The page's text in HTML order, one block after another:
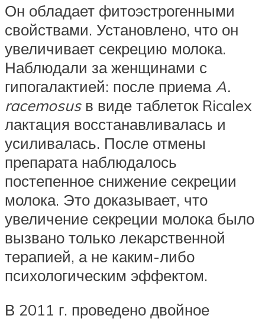
Он обладает фитоэстрогенными
свойствами. Установлено, что он
увеличивает секрецию молока.
Наблюдали за женщинами с
гипогалактией: после приема A.
racemosusв виде таблеток Ricalex
лактация восстанавливалась и
усиливалась. После отмены
препарата наблюдалось
постепенное снижение секреции
молока. Это доказывает, что
увеличение секреции молока было
вызвано только лекарственной
терапией, а не каким-либо
психологическим эффектом.
В 2011 г. проведено двойное